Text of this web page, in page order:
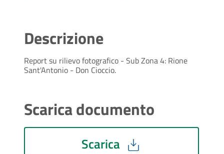
Descrizione
Report su rilievo fotografico - Sub Zona 4: Rione
Sant'Antonio - Don Cioccio.
Scarica documento
Scarica